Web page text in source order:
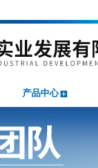
产品中心